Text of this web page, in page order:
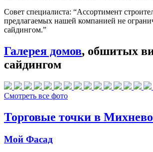
Совет специалиста: “Ассортимент
предлагаемых нашей компанией не
сайдингом.”
Галерея домов, обшитых
сайдингом
Смотреть все фото
Торговые точки в
Мой Фасад